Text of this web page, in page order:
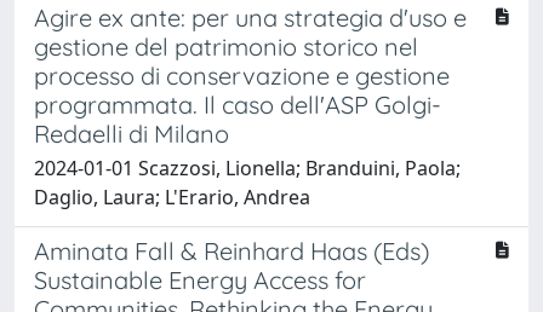
Agire ex ante: per una strategia d'uso e
gestione del patrimonio storico nel
processo di conservazione e gestione
programmata. Il caso dell'ASP Golgi-
Redaelli di Milano
2024-01-01 Scazzosi, Lionella; Branduini, Paola;
Daglio, Laura; L'Erario, Andrea
Aminata Fall & Reinhard Haas (Eds)
Sustainable Energy Access for